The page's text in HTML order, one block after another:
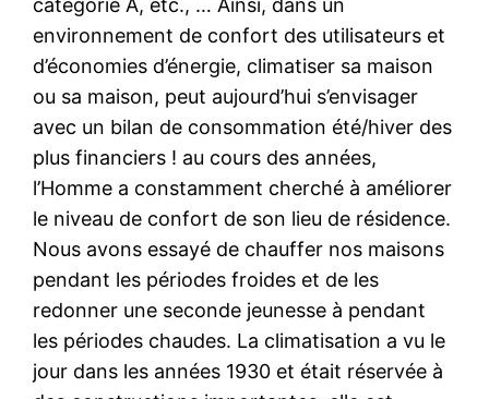
catégorie A, etc., … Ainsi, dans un
environnement de confort des utilisateurs et
d’économies d’énergie, climatiser sa maison
ou sa maison, peut aujourd’hui s’envisager
avec un bilan de consommation été/hiver des
plus financiers ! au cours des années,
l’Homme a constamment cherché à améliorer
le niveau de confort de son lieu de résidence.
Nous avons essayé de chauffer nos maisons
pendant les périodes froides et de les
redonner une seconde jeunesse à pendant
les périodes chaudes. La climatisation a vu le
jour dans les années 1930 et était réservée à